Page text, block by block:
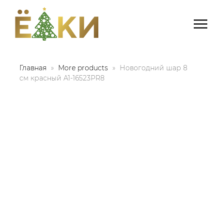
Главная More products
Новогодний шар 8
см красный A1-16523PR8